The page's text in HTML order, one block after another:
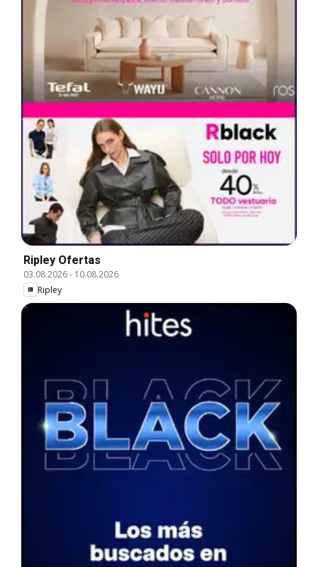
Ripley Ofertas
03.08.2026- 10.08.2026
Ripley